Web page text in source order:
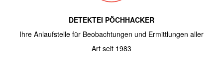
DETEKTEI PÖCHHACKER
Ihre Anlaufstelle für Beobachtungen und Ermittlungen aller
Art seit 1983